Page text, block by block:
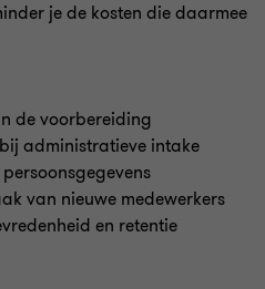
je de kosten die daarmee
de voorbereiding
administratieve intake
van nieuwe medewerkers
en retentie